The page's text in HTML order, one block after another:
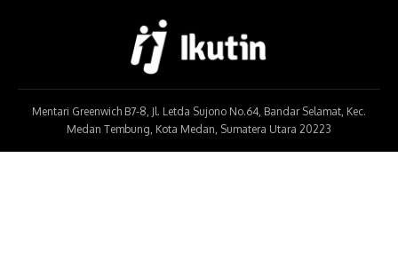
Mentari Greenwich B7-8, Jl. Letda Sujono No.64, Bandar Selamat, Kec.
Medan Tembung, Kota Medan, Sumatera Utara 20223